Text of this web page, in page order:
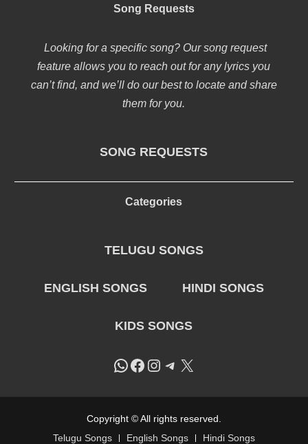
Song Requests
Looking for a specific song? Our song request
feature allows you to reach out for any lyrics you
can’t find, and we’ll do our best to locate and share
them for you.
SONG REQUESTS
Categories
TELUGU SONGS
ENGLISH SONGS HINDI SONGS
KIDS SONGS
WhatsApp
Facebook
Instagram
Telegram
X
Copyright © All rights reserved.
Telugu Songs
English Songs Hindi Songs